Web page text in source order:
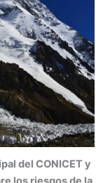
del CONICET y